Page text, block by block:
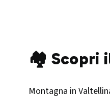
🏘️ Scopri
Montagna in